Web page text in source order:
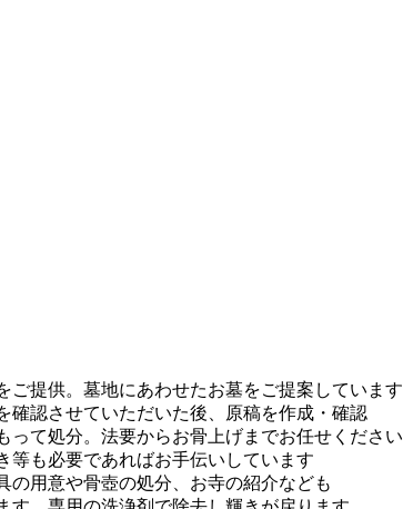
提供。墓地にあわせたお墓をご提案しています
認させていただいた後、原稿を作成・確認
て処分。法要からお骨上げまでお任せください
も必要であればお手伝いしています
用意や骨壺の処分、お寺の紹介なども